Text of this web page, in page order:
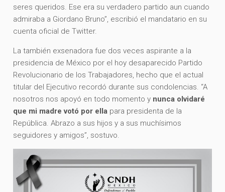
seres queridos. Ese era su verdadero partido aun cuando
admiraba a Giordano Bruno”, escribió el mandatario en su
cuenta oficial de Twitter.
La también exsenadora fue dos veces aspirante a la
presidencia de México por el hoy desaparecido Partido
Revolucionario de los Trabajadores, hecho que el actual
titular del Ejecutivo recordó durante sus condolencias. “A
nosotros nos apoyó en todo momento y nunca olvidaré
que mi madre votó por ella para presidenta de la
República. Abrazo a sus hijos y a sus muchísimos
seguidores y amigos”, sostuvo.